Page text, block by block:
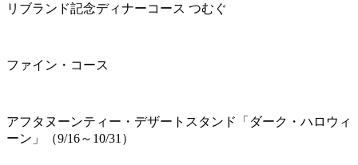
リブランド記念ディナーコース つむぐ
ファイン・コース
アフタヌーンティー・デザートスタンド「ダーク・ハロウィ
ーン」（9/16～10/31）